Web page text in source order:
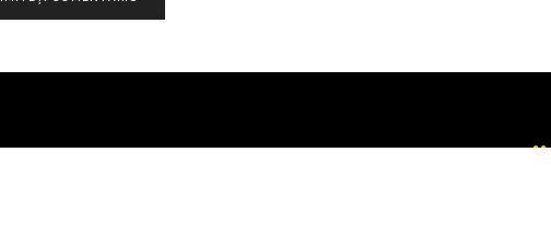
Partener TV
Categorii